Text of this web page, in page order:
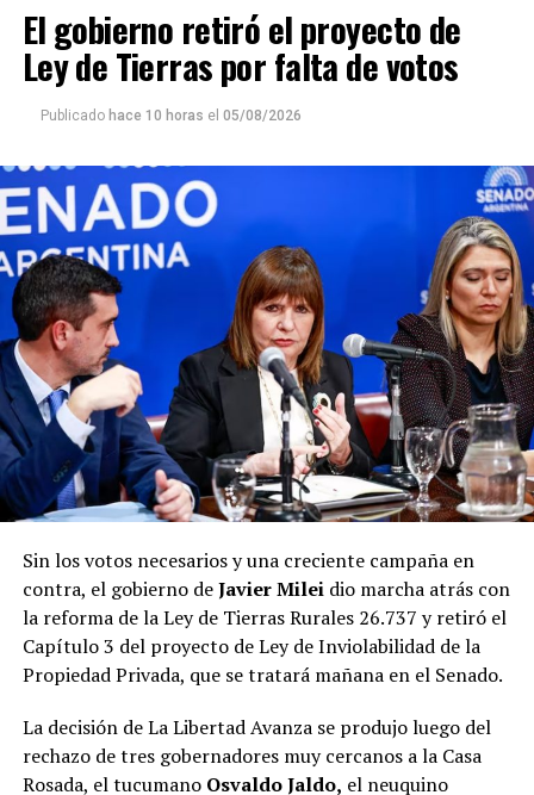
El gobierno retiró el proyecto de
Ley de Tierras por falta de votos
Publicado hace 10 horas el 05/08/2026
Sin los votos necesarios y una creciente campaña en
contra, el gobierno deJavier Mileidio marcha atrás con
la reforma de la Ley de Tierras Rurales 26.737 y retiró el
Capítulo 3 del proyecto de Ley de Inviolabilidad de la
Propiedad Privada, que se tratará mañana en el Senado.
La decisión de La Libertad Avanza se produjo luego del
rechazo de tres gobernadores muy cercanos a la Casa
Rosada, el tucumano Osvaldo Jaldo, el neuquino